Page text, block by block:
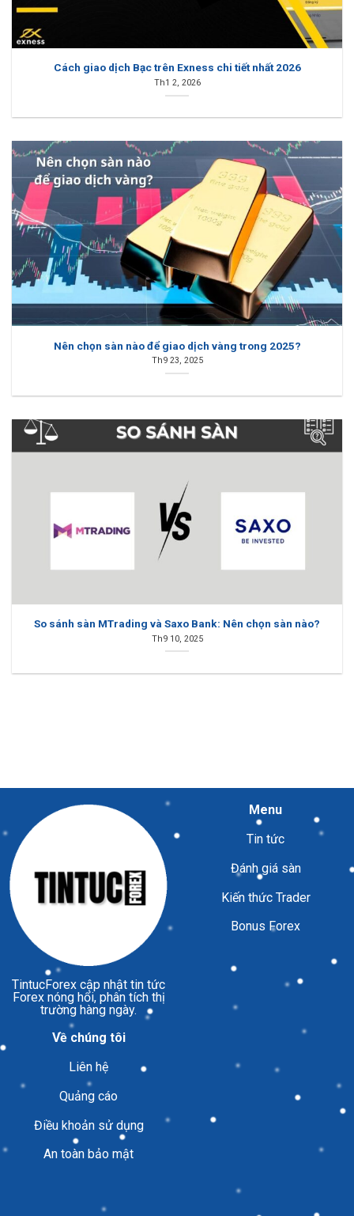
Cách giao dịch Bạc trên Exness chi tiết nhất 2026
Th1 2, 2026
Nên chọn sàn nào để giao dịch vàng trong 2025?
Th9 23, 2025
So sánh sàn MTrading và Saxo Bank: Nên chọn sàn nào?
Th9 10, 2025
TintucForex cập nhật tin tức
Forex nóng hổi, phân tích thị
trường hàng ngày.
Menu
Tin tức
Đánh giá sàn
Kiến thức Trader
Bonus Forex
Về chúng tôi
Liên hệ
Quảng cáo
Điều khoản sử dụng
An toàn bảo mật